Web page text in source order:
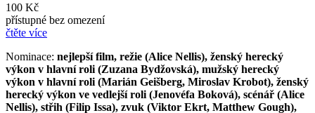
100 Kč
přístupné bez omezení
čtěte více
Nominace: nejlepší film, režie (Alice Nellis), ženský herecký
výkon v hlavní roli (Zuzana Bydžovská), mužský herecký
výkon v hlavní roli (Marián Geišberg, Miroslav Krobot), ženský
herecký výkon ve vedlejší roli (Jenovéfa Boková), scénář (Alice
Nellis), střih (Filip Issa), zvuk (Viktor Ekrt, Matthew Gough),